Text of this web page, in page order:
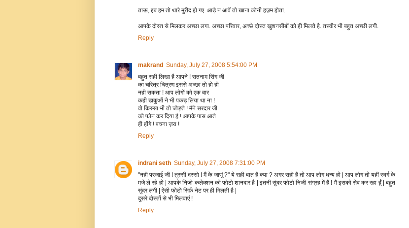
ताऊ, इब हम तो थारे मुरीद हो गए. आड़े न आवें तो खाना कोनी हज़म होता.
आपके दोस्त से मिलकर अच्छा लगा. अच्छा परिवार, अच्छे दोस्त खुशनसीबों को ही मिलते है. तस्वीर भी बहुत अच्छी लगी.
Reply
makrand Sunday, July 27, 2008 5:54:00 PM
बहुत सही लिखा है आपने ! सतनाम सिंग जी
का चरित्र चित्रण इससे अच्छा तो हो ही
नही सकता ! आप लोगों को एक बार
कही डाकुओं ने भी पकड़ लिया था ना !
वो किस्सा भी तो जोड़ते ! मैंने सरदार जी
को फोन कर दिया है ! आपके पास आते
ही होंगे ! बचना ज़रा !
Reply
indrani seth Sunday, July 27, 2008 7:31:00 PM
"नही परजाई जी ! तुस्सी दस्सो ! मैं के जाणूं ?" ये सही बात है क्या ? अगर सही है तो आप लोग धन्य हो | आप लोग तो यहीं स्वर्ग के
मजे ले रहे हो | आपके निजी कलेक्शन की फोटो शानदार है | इतनी सुंदर फोटो निजी संग्रह में है ! मैं इसको सेव कर रहा हूँ | बहुत
सुंदर लगी | ऐसी फोटो सिर्फ़ नेट पर ही मिलती है |
दुसरे दोस्तों से भी मिलवाएं !
Reply